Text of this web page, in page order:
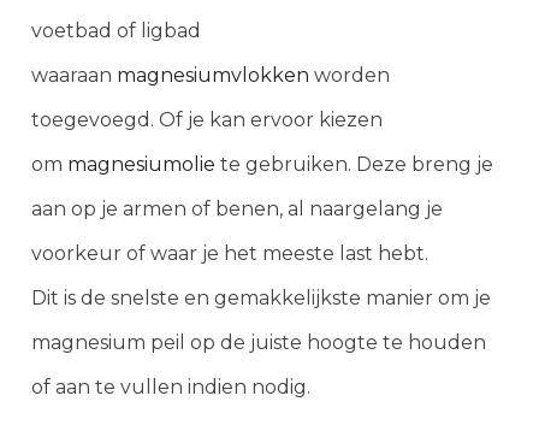
voetbad of ligbad
waaraan magnesiumvlokken worden
toegevoegd. Of je kan ervoor kiezen
om magnesiumolie te gebruiken. Deze breng je
aan op je armen of benen, al naargelang je
voorkeur of waar je het meeste last hebt.
Dit is de snelste en gemakkelijkste manier om je
magnesium peil op de juiste hoogte te houden
of aan te vullen indien nodig.